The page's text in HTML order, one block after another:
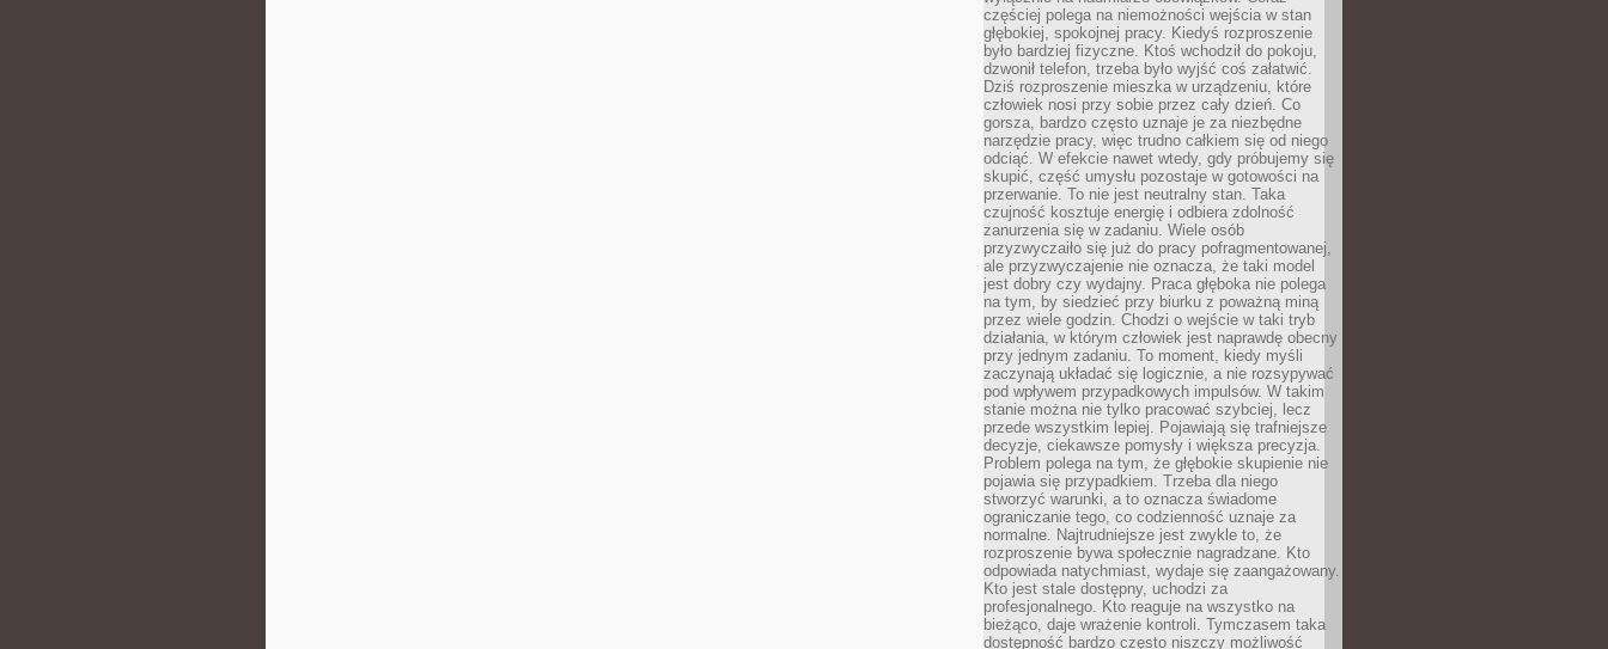
częściej polega na niemożności wejścia w stan
głębokiej, spokojnej pracy. Kiedyś rozproszenie
było bardziej fizyczne. Ktoś wchodził do pokoju,
dzwonił telefon, trzeba było wyjść coś załatwić.
Dziś rozproszenie mieszka w urządzeniu, które
człowiek nosi przy sobie przez cały dzień. Co
gorsza, bardzo często uznaje je za niezbędne
narzędzie pracy, więc trudno całkiem się od niego
odciąć. W efekcie nawet wtedy, gdy próbujemy się
skupić, część umysłu pozostaje w gotowości na
przerwanie. To nie jest neutralny stan. Taka
czujność kosztuje energię i odbiera zdolność
zanurzenia się w zadaniu. Wiele osób
przyzwyczaiło się już do pracy pofragmentowanej,
ale przyzwyczajenie nie oznacza, że taki model
jest dobry czy wydajny. Praca głęboka nie polega
na tym, by siedzieć przy biurku z poważną miną
przez wiele godzin. Chodzi o wejście w taki tryb
działania, w którym człowiek jest naprawdę obecny
przy jednym zadaniu. To moment, kiedy myśli
zaczynają układać się logicznie, a nie rozsypywać
pod wpływem przypadkowych impulsów. W takim
stanie można nie tylko pracować szybciej, lecz
przede wszystkim lepiej. Pojawiają się trafniejsze
decyzje, ciekawsze pomysły i większa precyzja.
Problem polega na tym, że głębokie skupienie nie
pojawia się przypadkiem. Trzeba dla niego
stworzyć warunki, a to oznacza świadome
ograniczanie tego, co codzienność uznaje za
normalne. Najtrudniejsze jest zwykle to, że
rozproszenie bywa społecznie nagradzane. Kto
odpowiada natychmiast, wydaje się zaangażowany.
Kto jest stale dostępny, uchodzi za
profesjonalnego. Kto reaguje na wszystko na
bieżąco, daje wrażenie kontroli. Tymczasem taka
dostępność bardzo często niszczy możliwość